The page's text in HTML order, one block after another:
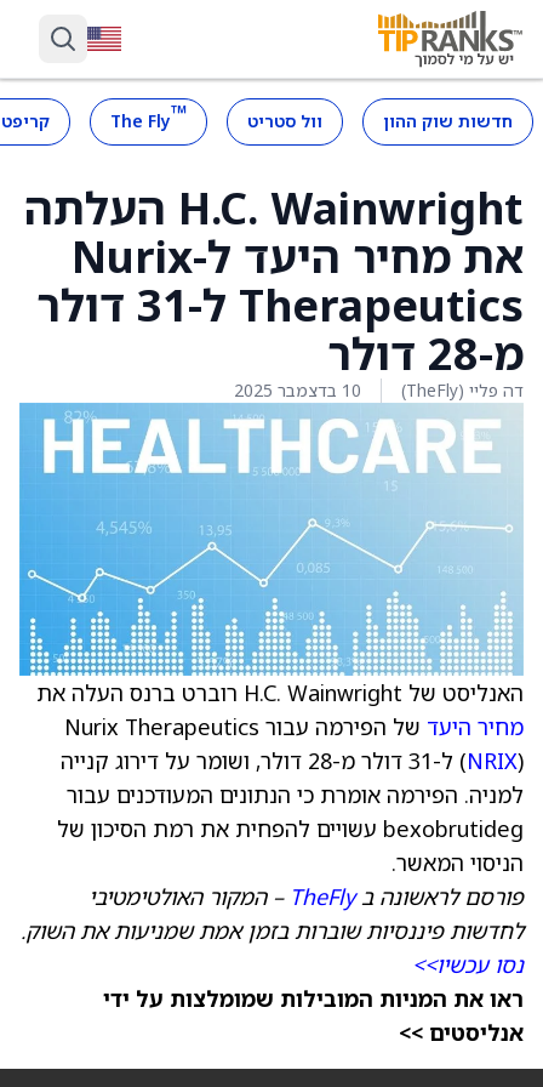
חדשות שוק ההון וול סטריט ™
The Fly
H.C. Wainwright העלתה
את מחיר היעד ל-Nurix
Therapeutics ל-31 דולר
מ-28 דולר
דה פליי (TheFly) 10 בדצמבר 2025
האנליסט של H.C. Wainwright רוברט ברנס העלה את
מחיר היעד
של הפירמה עבור Nurix Therapeutics
(NRIX
) ל-31 דולר מ-28 דולר, ושומר על דירוג קנייה
למניה. הפירמה אומרת כי הנתונים המעודכנים עבור
bexobrutideg עשויים להפחית את רמת הסיכון של
הניסוי המאשר.
פורסם לראשונה בTheFly – המקור האולטימטיבי
לחדשות פיננסיות שוברות בזמן אמת שמניעות את השוק.
נסו עכשיו>>
ראו את המניות המובילות שמומלצות על ידי
אנליסטים >>